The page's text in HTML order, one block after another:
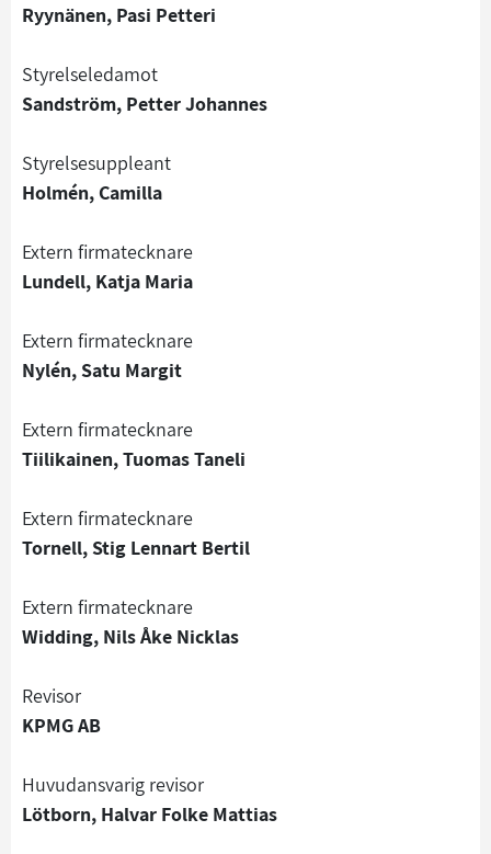
Ryynänen, Pasi Petteri
Styrelseledamot
Sandström, Petter Johannes
Styrelsesuppleant
Holmén, Camilla
Extern firmatecknare
Lundell, Katja Maria
Extern firmatecknare
Nylén, Satu Margit
Extern firmatecknare
Tiilikainen, Tuomas Taneli
Extern firmatecknare
Tornell, Stig Lennart Bertil
Extern firmatecknare
Widding, Nils Åke Nicklas
Revisor
KPMG AB
Huvudansvarig revisor
Lötborn, Halvar Folke Mattias